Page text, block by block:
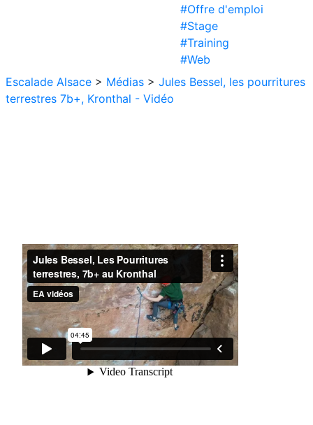
#Offre d'emploi
#Stage
#Training
#Web
Escalade Alsace > Médias > Jules Bessel, les pourritures
terrestres 7b+, Kronthal - Vidéo